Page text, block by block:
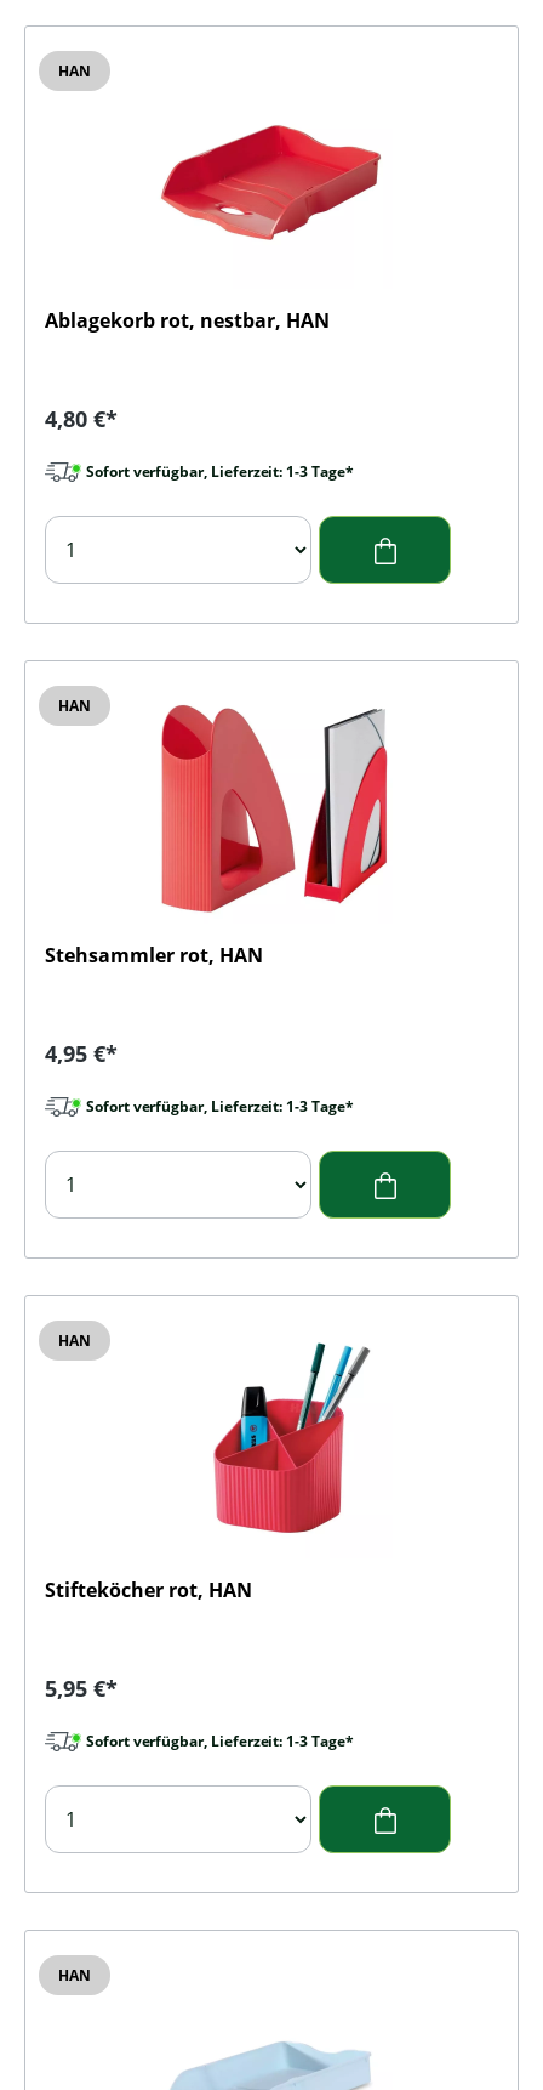
HAN
Ablagekorb rot, nestbar, HAN
Regulärer Preis:
4,80 €*
Sofort verfügbar, Lieferzeit: 1-3 Tage*
HAN
Stehsammler rot, HAN
Regulärer Preis:
4,95 €*
Sofort verfügbar, Lieferzeit: 1-3 Tage*
HAN
Stifteköcher rot, HAN
Regulärer Preis:
5,95 €*
Sofort verfügbar, Lieferzeit: 1-3 Tage*
HAN